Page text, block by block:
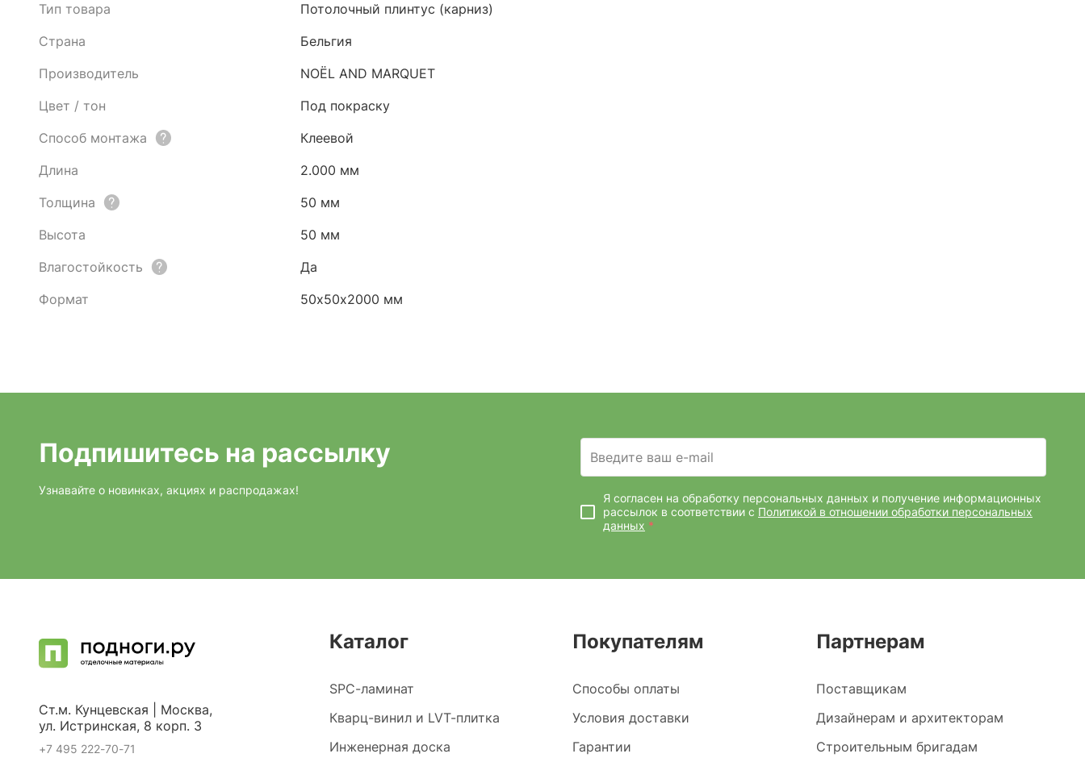
Тип товара
Потолочный плинтус (карниз)
Страна
Бельгия
Производитель
NOЁL AND MARQUET
Цвет / тон
Под покраску
Способ монтажа
Клеевой
Длина
2.000 мм
Толщина
50 мм
Высота
50 мм
Влагостойкость
Да
Формат
50х50х2000 мм
Подпишитесь на рассылку
Узнавайте о новинках, акциях и распродажах!
Введите ваш e-mail
Я согласен на обработку персональных данных и получение информационных
рассылок в соответствии с Политикой в отношении обработки персональных
данных *
Каталог
SPC-ламинат
Кварц-винил и LVT-плитка
Инженерная доска
Покупателям
Способы оплаты
Условия доставки
Гарантии
Партнерам
Поставщикам
Дизайнерам и архитекторам
Строительным бригадам
Ст.м. Кунцевская | Москва,
ул. Истринская, 8 корп. 3
+7 495 222-70-71